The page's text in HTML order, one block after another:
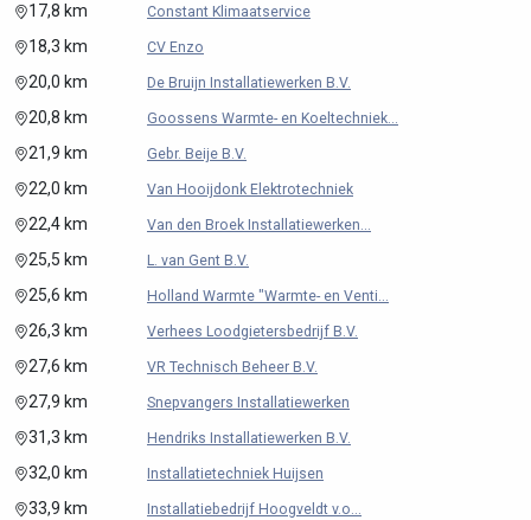
17,8 km Constant Klimaatservice
18,3 km CV Enzo
20,0 km De Bruijn Installatiewerken B.V.
20,8 km Goossens Warmte- en Koeltechniek...
21,9 km Gebr. Beije B.V.
22,0 km Van Hooijdonk Elektrotechniek
22,4 km Van den Broek Installatiewerken...
25,5 km L. van Gent B.V.
25,6 km Holland Warmte "Warmte- en Venti...
26,3 km Verhees Loodgietersbedrijf B.V.
27,6 km VR Technisch Beheer B.V.
27,9 km Snepvangers Installatiewerken
31,3 km Hendriks Installatiewerken B.V.
32,0 km Installatietechniek Huijsen
33,9 km Installatiebedrijf Hoogveldt v.o...